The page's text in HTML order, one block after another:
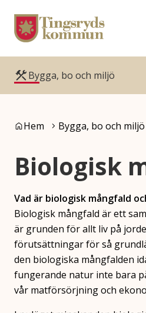
Gå till innehåll
Gå till huvudmeny
Bygga, bo och miljö
Du är här:
Hem Bygga, bo och miljö
Biologisk
Vad är biologisk mångfald
Biologisk mångfald är ett
är grunden för allt liv på
förutsättningar för så
den biologiska mångfalden
fungerande natur inte bara
vår matförsörjning och